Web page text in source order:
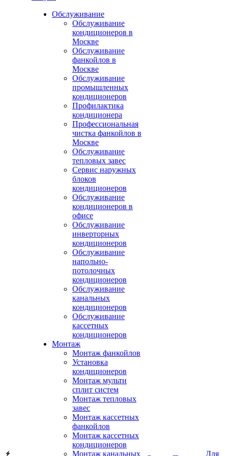
Обслуживание
Обслуживание
кондиционеров в
Москве
Обслуживание
фанкойлов в
Москве
Обслуживание
промышленных
кондиционеров
Профилактика
кондиционера
Профессиональная
чистка фанкойлов в
Москве
Обслуживание
тепловых завес
Сервис наружных
блоков
кондиционеров
Обслуживание
кондиционеров в
офисе
Обслуживание
инверторных
кондиционеров
Обслуживание
напольно-
потолочных
кондиционеров
Обслуживание
канальных
кондиционеров
Обслуживание
кассетных
кондиционеров
Монтаж
Монтаж фанкойлов
Установка
кондиционеров
Монтаж мульти
сплит систем
Монтаж тепловых
завес
Монтаж кассетных
фанкойлов
Монтаж кассетных
кондиционеров
Монтаж канальных
Для